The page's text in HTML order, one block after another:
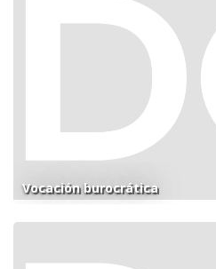
Vocación burocrática